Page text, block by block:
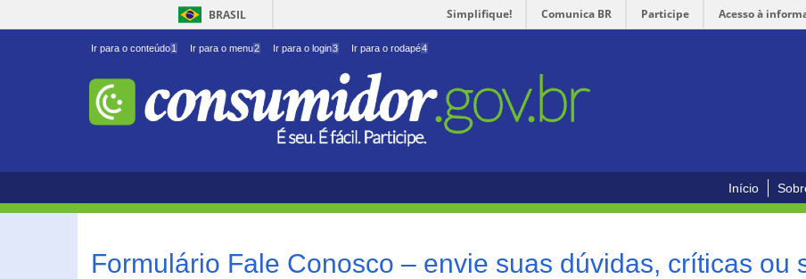
BRASIL Simplifique! Comunica BR Participe Acesso à
Ir para o conteúdo1 Ir para o menu2 Ir para o login3 Ir para o rodapé4
Início
Formulário Fale Conosco – envie suas dúvidas, críticas ou